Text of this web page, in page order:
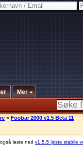
Mer
> Foobar 2000 v1.5 Beta 11
laste ned v1.5.5 (siste stabile